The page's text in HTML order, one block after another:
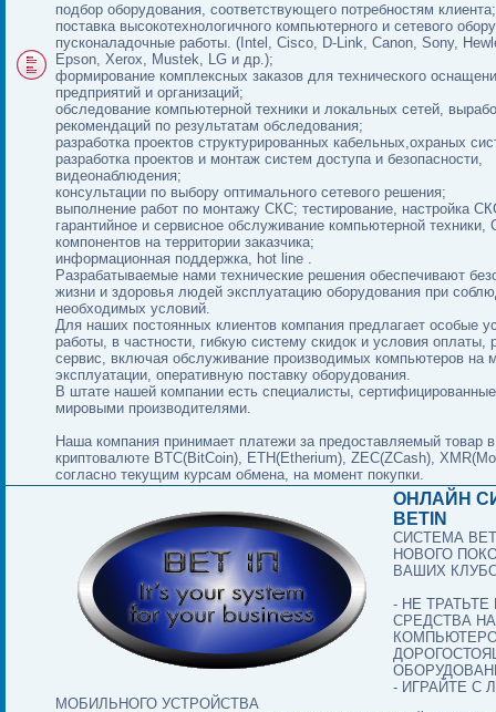
подбор оборудования, соответствующего потребностям клиента;
поставка высокотехнологичного компьютерного и сетевого
пусконаладочные работы. (Intel, Cisco, D-Link, Canon, Sony,
Epson, Xerox, Mustek, LG и др.);
формирование комплексных заказов для технического
предприятий и организаций;
обследование компьютерной техники и локальных сетей,
рекомендаций по результатам обследования;
разработка проектов структурированных кабельных,охраных
разработка проектов и монтаж систем доступа и безопасности,
видеонаблюдения;
консультации по выбору оптимального сетевого решения;
выполнение работ по монтажу СКС; тестирование, настройка
гарантийное и сервисное обслуживание компьютерной техники,
компонентов на территории заказчика;
информационная поддержка, hot line .
Разрабатываемые нами технические решения обеспечивают
жизни и здоровья людей эксплуатацию оборудования при
необходимых условий.
Для наших постоянных клиентов компания предлагает особые
работы, в частности, гибкую систему скидок и условия оплаты,
сервис, включая обслуживание производимых компьютеров на
эксплуатации, оперативную поставку оборудования.
В штате нашей компании есть специалисты,
мировыми производителями.
Наша компания принимает платежи за предоставляемый товар в
криптовалюте BTC(BitCoin), ETH(Etherium), ZEC(ZCash),
согласно текущим курсам обмена, на момент покупки.
ОНЛАЙН
BETIN
СИСТЕМА
НОВОГО
ВАШИХ
- НЕ
СРЕДСТВА
- ИГРАЙТЕ С
МОБИЛЬНОГО УСТРОЙСТВА